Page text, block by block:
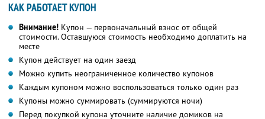
КАК РАБОТАЕТ КУПОН
Внимание! Купон — первоначальный взнос от общей
стоимости. Оставшуюся стоимость необходимо доплатить на
месте
Купон действует на один заезд
Можно купить неограниченное количество купонов
Каждым купоном можно воспользоваться только один раз
Купоны можно суммировать (суммируются ночи)
Перед покупкой купона уточните наличие домиков на